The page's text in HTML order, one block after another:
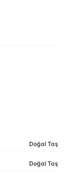
Doğal Taş
Doğal Taş